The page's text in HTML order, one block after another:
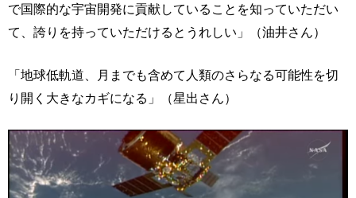
で国際的な宇宙開発に貢献していることを知っていただい
て、誇りを持っていただけるとうれしい」（油井さん）
「地球低軌道、月までも含めて人類のさらなる可能性を切
り開く大きなカギになる」（星出さん）